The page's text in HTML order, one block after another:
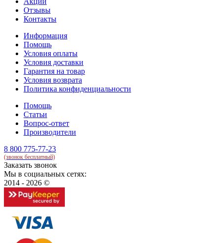
Отзывы
Контакты
Информация
Помощь
Условия оплаты
Условия доставки
Гарантия на товар
Условия возврата
Политика конфиденциальности
Помощь
Статьи
Вопрос-ответ
Производители
8 800 775-77-23
(звонок бесплатный)
Заказать звонок
Мы в социальных сетях:
2014 - 2026 ©